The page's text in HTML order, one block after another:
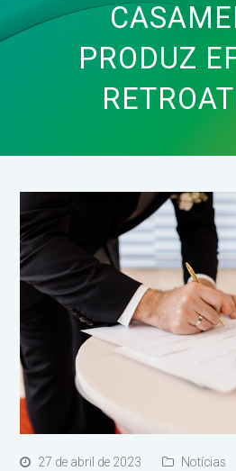
PRODUZ
27 de abril de 2023 Notícias